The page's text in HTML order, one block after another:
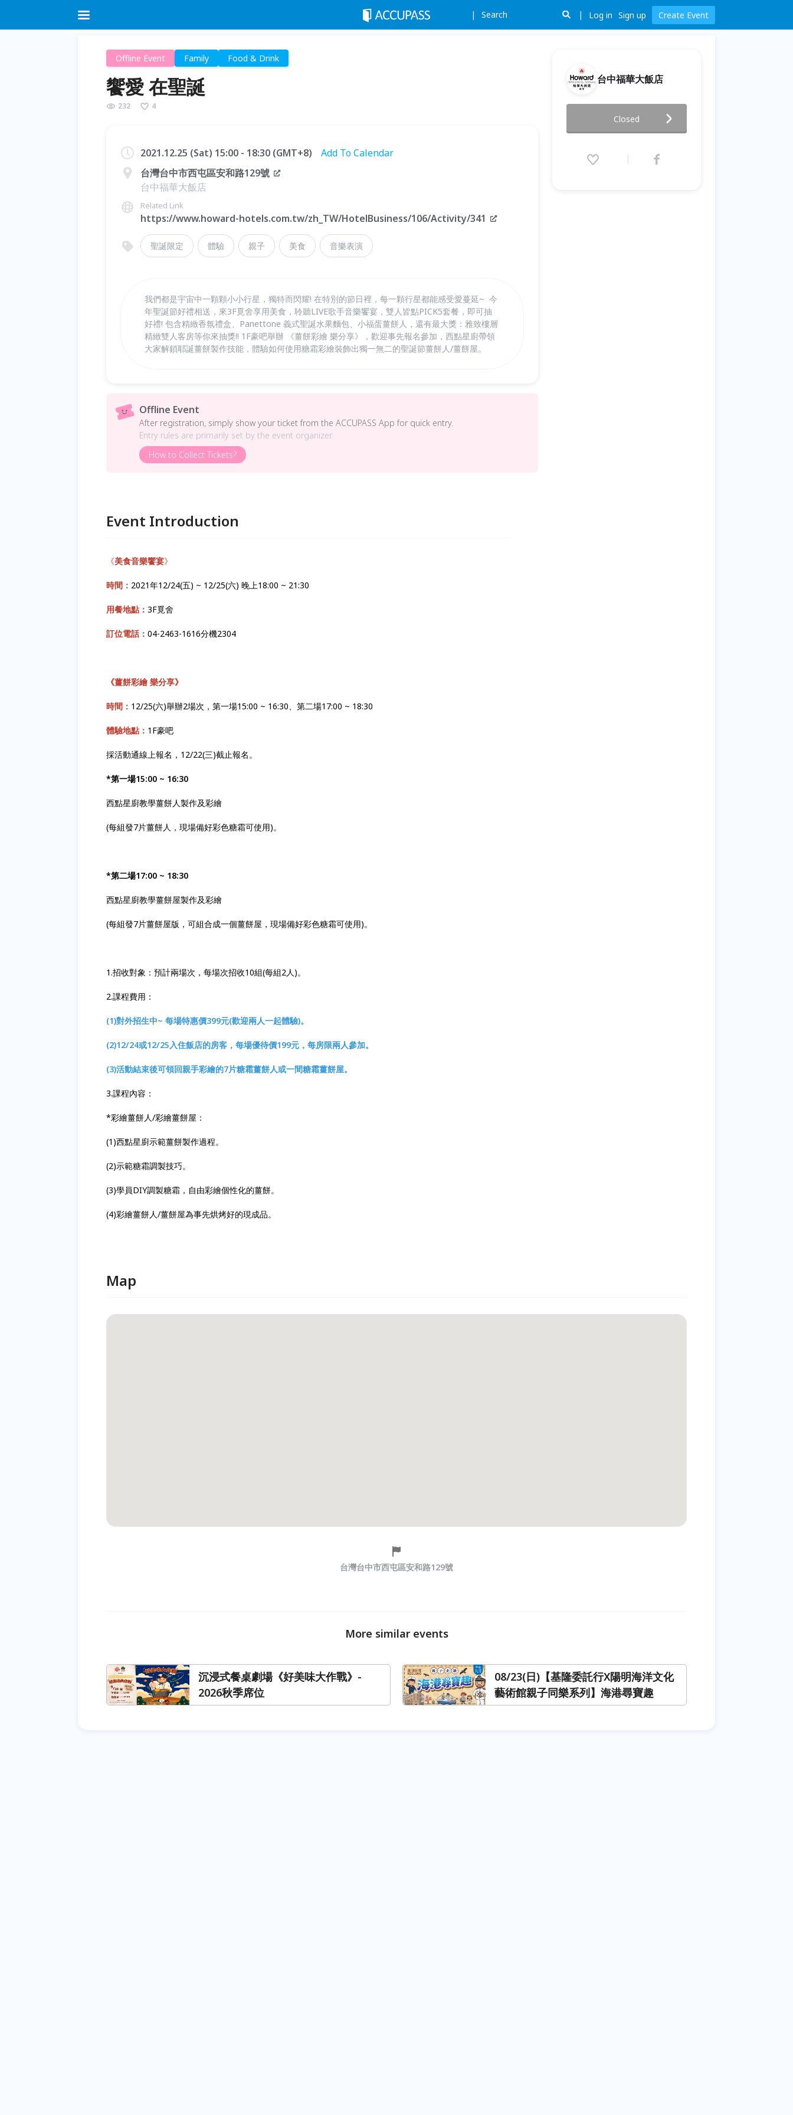
Search Log in Sign up Create Event
Offline Event Family Food & Drink
饗愛 在聖誕
232 4
2021.12.25 (Sat) 15:00 - 18:30 (GMT+8)
Add To Calendar
台灣台中市西屯區安和路129號
台中福華大飯店
Related Link
https://www.howard-hotels.com.tw/zh_TW/HotelBusiness/106/Activity/341
聖誕限定 體驗 親子 美食 音樂表演
我們都是宇宙中一顆顆小小行星，獨特而閃耀! 在特別的節日裡，每一顆行星都能感受愛蔓延~ 今
年聖誕節好禮相送，來3F覓舍享用美食，聆聽LIVE歌手音樂饗宴，雙人皆點PICK5套餐，即可抽
好禮! 包含精緻香氛禮盒、Panettone 義式聖誕水果麵包、小福蛋薑餅人，還有最大獎：雅致樓層
精緻雙人客房等你來抽獎!! 1F豪吧舉辦 《薑餅彩繪 樂分享》，歡迎事先報名參加，西點星廚帶領
大家解鎖耶誕薑餅製作技能，體驗如何使用糖霜彩繪裝飾出獨一無二的聖誕節薑餅人/薑餅屋。
Offline Event
After registration, simply show your ticket from the ACCUPASS App for quick entry.
Entry rules are primarily set by the event organizer.
How to Collect Tickets?
Event Introduction
《美食音樂饗宴》
時間： 2021年12/24(五) ~ 12/25(六) 晚上18:00 ~ 21:30
用餐地點： 3F覓舍
訂位電話： 04-2463-1616分機2304
《薑餅彩繪 樂分享》
時間： 12/25(六)舉辦2場次，第一場15:00 ~ 16:30、第二場17:00 ~ 18:30
體驗地點： 1F豪吧
採活動通線上報名，12/22(三)截止報名。
*第一場15:00 ~ 16:30
西點星廚教學薑餅人製作及彩繪
(每組發7片薑餅人，現場備好彩色糖霜可使用)。
*第二場17:00 ~ 18:30
西點星廚教學薑餅屋製作及彩繪
(每組發7片薑餅屋版，可組合成一個薑餅屋，現場備好彩色糖霜可使用)。
1.招收對象：預計兩場次，每場次招收10組(每組2人)。
2.課程費用：
(1)對外招生中~ 每場特惠價399元(歡迎兩人一起體驗)。
(2)12/24或12/25入住飯店的房客，每場優待價199元，每房限兩人參加。
(3)活動結束後可領回親手彩繪的7片糖霜薑餅人或一間糖霜薑餅屋。
3.課程內容：
*彩繪薑餅人/彩繪薑餅屋：
(1)西點星廚示範薑餅製作過程。
(2)示範糖霜調製技巧。
(3)學員DIY調製糖霜，自由彩繪個性化的薑餅。
(4)彩繪薑餅人/薑餅屋為事先烘烤好的現成品。
台中福華大飯店
2021.12.25 (Sat) 15:00 - 18:30
(GMT+8)
Closed
Map
台灣台中市西屯區安和路129號
More similar events
沉浸式餐桌劇場《好美味大作戰》-
2026秋季席位
08/23(日)【基隆委託行X陽明海洋文化
藝術館親子同樂系列】海港尋寶趣